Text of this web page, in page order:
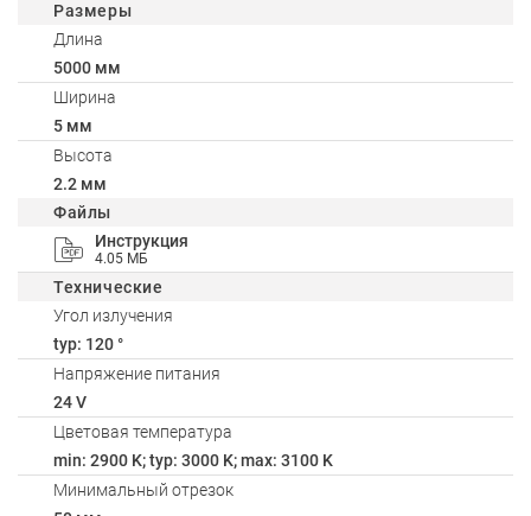
Размеры
Длина
5000 мм
Ширина
5 мм
Высота
2.2 мм
Файлы
Инструкция
4.05 МБ
Технические
Угол излучения
typ: 120 °
Напряжение питания
24 V
Цветовая температура
min: 2900 K; typ: 3000 K; max: 3100 K
Минимальный отрезок